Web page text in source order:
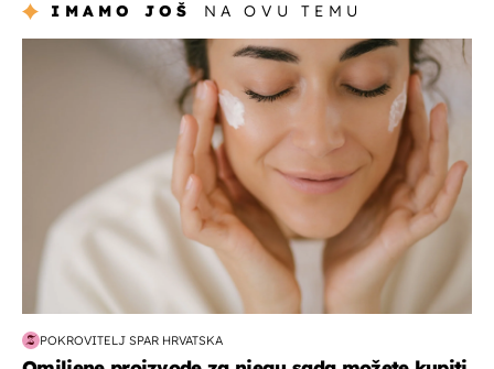
IMAMO JOŠ NA OVU TEMU
moda & ljepota
POKROVITELJ SPAR HRVATSKA